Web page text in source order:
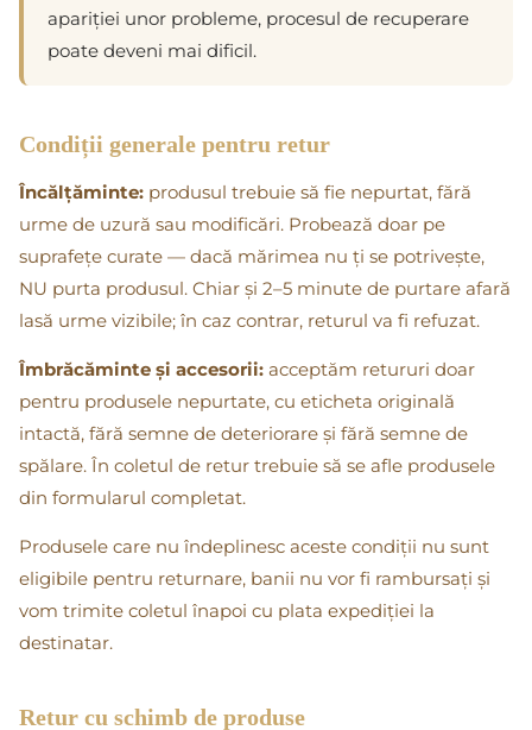
apariției unor probleme, procesul de recuperare
poate deveni mai dificil.
Condiții generale pentru retur
Încălțăminte: produsul trebuie să fie nepurtat, fără
urme de uzură sau modificări. Probează doar pe
suprafețe curate — dacă mărimea nu ți se potrivește,
NU purta produsul. Chiar și 2–5 minute de purtare afară
lasă urme vizibile; în caz contrar, returul va fi refuzat.
Îmbrăcăminte și accesorii: acceptăm retururi doar
pentru produsele nepurtate, cu eticheta originală
intactă, fără semne de deteriorare și fără semne de
spălare. În coletul de retur trebuie să se afle produsele
din formularul completat.
Produsele care nu îndeplinesc aceste condiții nu sunt
eligibile pentru returnare, banii nu vor fi rambursați și
vom trimite coletul înapoi cu plata expediției la
destinatar.
Retur cu schimb de produse